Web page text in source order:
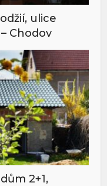
ulice
Chodov
2+1,